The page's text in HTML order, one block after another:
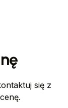
się z